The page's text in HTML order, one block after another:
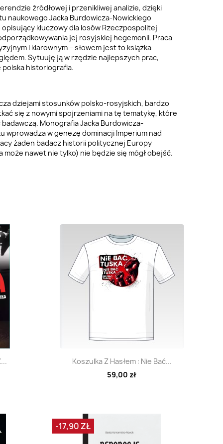
źródłowej i przenikliwej analizie, dzięki
naukowego Jacka Burdowicza-Nowickiego
kluczowy dla losów Rzeczpospolitej
jej rosyjskiej hegemonii. Praca
i klarownym – słowem jest to książka
Sytuuję ją w rzędzie najlepszych prac,
polska historiografia.
dziejami stosunków polsko-rosyjskich, bardzo
się z nowymi spojrzeniami na tę tematykę, które
badawczą. Monografia Jacka Burdowicza-
wprowadza w genezę dominacji Imperium nad
żaden badacz historii politycznej Europy
może nawet nie tylko) nie będzie się mógł obejść.
Szybki podgląd
Koszulka Z Hasłem : Nie Bać...
59,00 zł
-17,90 ZŁ